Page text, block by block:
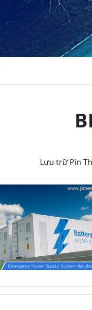
Lưu trữ Pin